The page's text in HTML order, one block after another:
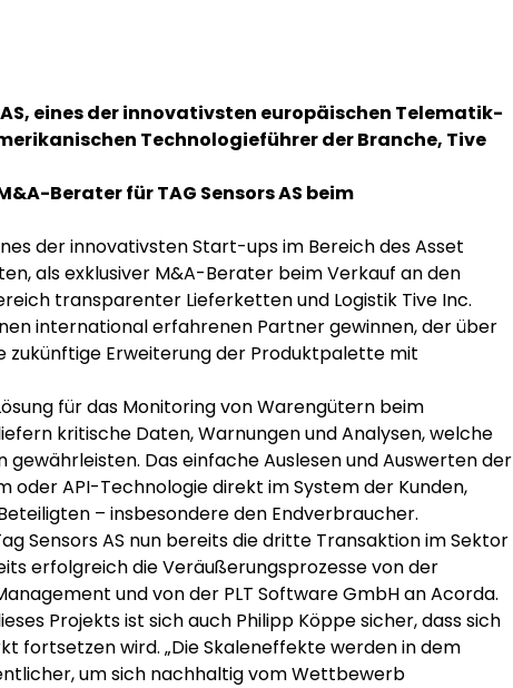
eines der innovativsten europäischen Telematik-
Technologieführer der Branche, Tive
Berater für TAG Sensors AS beim
der innovativsten Start-ups im Bereich des Asset
als exklusiver M&A-Berater beim Verkauf an den
transparenter Lieferketten und Logistik Tive Inc.
international erfahrenen Partner gewinnen, der über
zukünftige Erweiterung der Produktpalette mit
für das Monitoring von Warengütern beim
kritische Daten, Warnungen und Analysen, welche
Das einfache Auslesen und Auswerten der
oder API-Technologie direkt im System der Kunden,
– insbesondere den Endverbraucher.
Sensors AS nun bereits die dritte Transaktion im Sektor
erfolgreich die Veräußerungsprozesse von der
und von der PLT Software GmbH an Acorda.
Projekts ist sich auch Philipp Köppe sicher, dass sich
fortsetzen wird. „Die Skaleneffekte werden in dem
um sich nachhaltig vom Wettbewerb